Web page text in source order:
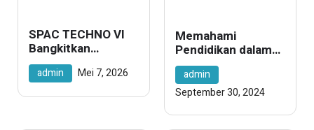
SPAC TECHNO VI
Bangkitkan
Semangat
Sportivitas Pelajar
admin Mei 7, 2026
Memahami
Pendidikan dalam
Kurikulum Merdeka
admin
September 30, 2024